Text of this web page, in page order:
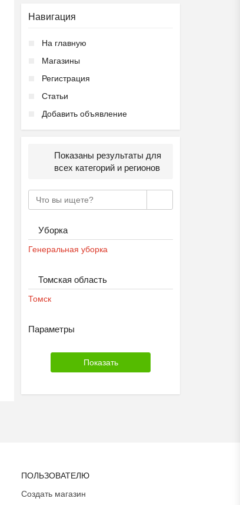
Навигация
На главную
Магазины
Регистрация
Статьи
Добавить объявление
Показаны результаты для
всех категорий и регионов
Уборка
Генеральная уборка
Томская область
Томск
Параметры
ПОЛЬЗОВАТЕЛЮ
Создать магазин